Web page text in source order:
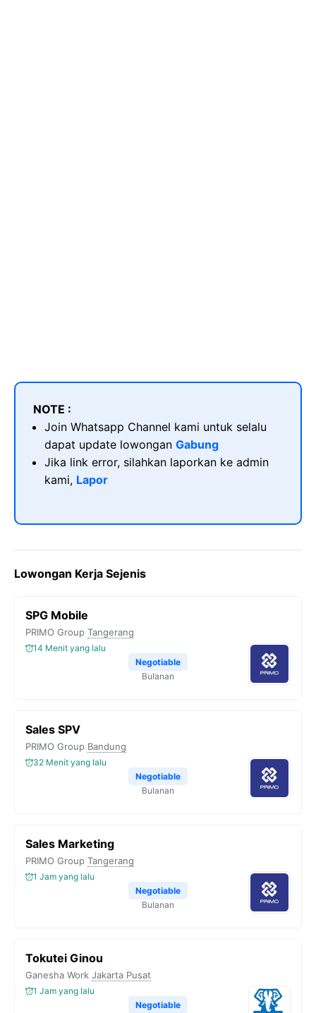
NOTE :
Join Whatsapp Channel kami untuk selalu
dapat update lowongan Gabung
Jika link error, silahkan laporkan ke admin
kami, Lapor
Lowongan Kerja Sejenis
SPG Mobile
PRIMO Group Tangerang
14 Menit yang lalu
Negotiable
Bulanan
Sales SPV
PRIMO Group Bandung
32 Menit yang lalu
Negotiable
Bulanan
Sales Marketing
PRIMO Group Tangerang
1 Jam yang lalu
Negotiable
Bulanan
Tokutei Ginou
Ganesha Work Jakarta Pusat
1 Jam yang lalu
Negotiable